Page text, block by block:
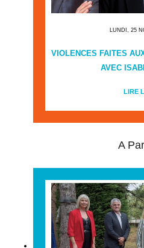
LUNDI, 25
VIOLENCES FAITES
AVEC
LIRE
A